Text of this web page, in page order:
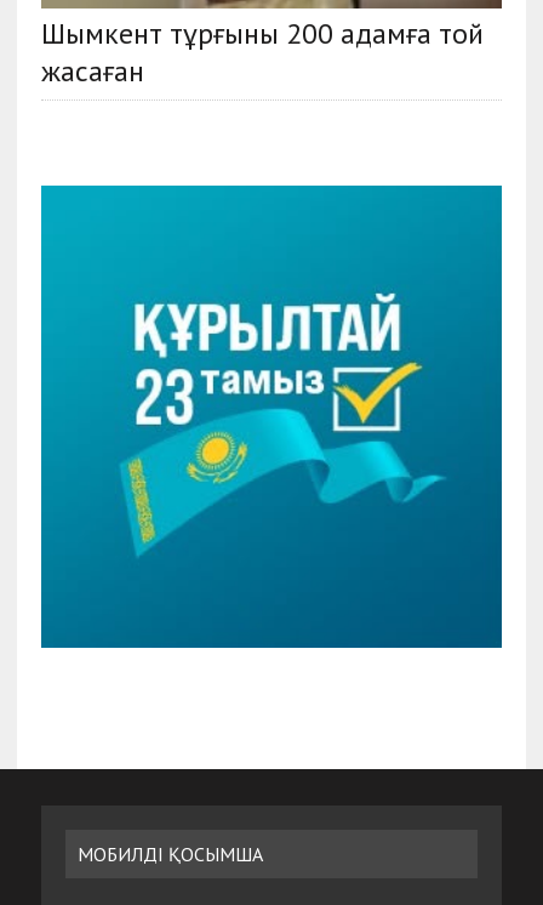
Шымкент тұрғыны 200 адамға той
жасаған
МОБИЛДІ ҚОСЫМША